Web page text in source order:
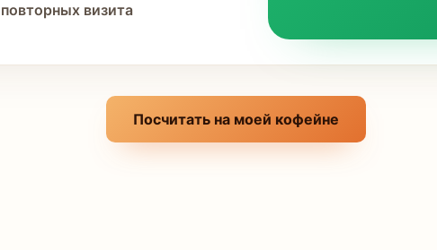
повторных визита
Посчитать на моей кофейне